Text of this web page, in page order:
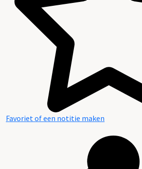
Favoriet of een notitie maken